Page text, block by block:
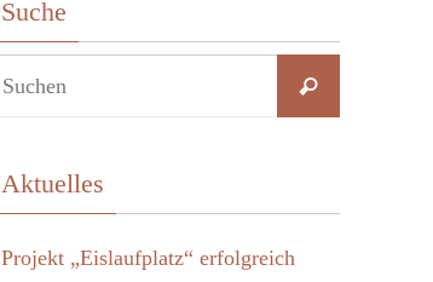
Suche
nach:
Suchen
Aktuelles
Projekt „Eislaufplatz“ erfolgreich